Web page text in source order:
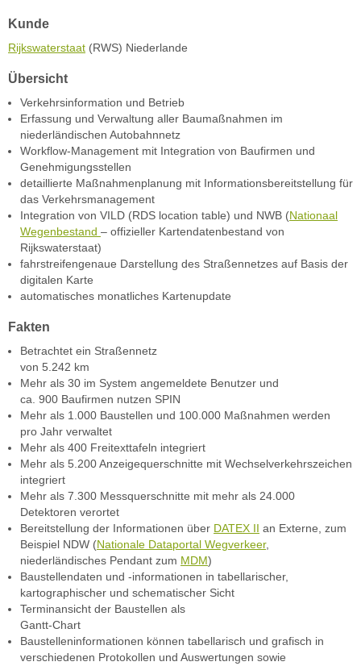
Kunde
Rijkswaterstaat (RWS) Niederlande
Übersicht
Verkehrsinformation und Betrieb
Erfassung und Verwaltung aller Baumaßnahmen im
niederländischen Autobahnnetz
Workflow-Management mit Integration von Baufirmen und
Genehmigungsstellen
detaillierte Maßnahmenplanung mit Informationsbereitstellung für
das Verkehrsmanagement
Integration von VILD (RDS location table) und NWB (Nationaal
Wegenbestand – offizieller Kartendatenbestand von
Rijkswaterstaat)
fahrstreifengenaue Darstellung des Straßennetzes auf Basis der
digitalen Karte
automatisches monatliches Kartenupdate
Fakten
Betrachtet ein Straßennetz
von 5.242 km
Mehr als 30 im System angemeldete Benutzer und
ca. 900 Baufirmen nutzen SPIN
Mehr als 1.000 Baustellen und 100.000 Maßnahmen werden
pro Jahr verwaltet
Mehr als 400 Freitexttafeln integriert
Mehr als 5.200 Anzeigequerschnitte mit Wechselverkehrszeichen
integriert
Mehr als 7.300 Messquerschnitte mit mehr als 24.000
Detektoren verortet
Bereitstellung der Informationen über DATEX II an Externe, zum
Beispiel NDW (Nationale Dataportal Wegverkeer,
niederländisches Pendant zum MDM)
Baustellendaten und -informa­tionen in tabellarischer,
kartographischer und schematischer Sicht
Terminansicht der Baustellen als
Gantt-Chart
Baustelleninformationen können tabellarisch und grafisch in
verschiedenen Protokollen und Auswertungen sowie